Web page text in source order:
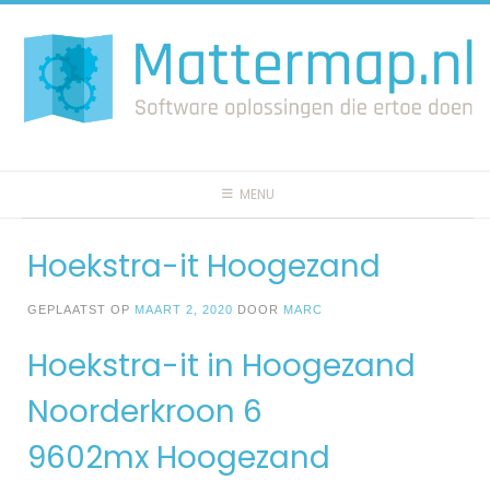
naar
inhoud
MENU
Hoekstra-it Hoogezand
GEPLAATST OP MAART 2, 2020 DOOR MARC
Hoekstra-it in Hoogezand
Noorderkroon 6
9602mx Hoogezand